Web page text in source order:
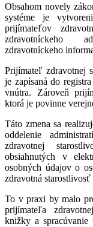
Obsahom novely
systéme je
prijímateľov
zdravotníckeho
zdravotníckeho
Prijímateľ zdravotnej
je zapísaná do
vnútra. Zároveň
ktorá je povinne
Táto zmena sa
oddelenie
zdravotnej
obsiahnutých v
osobných údajov o
zdravotná
To v praxi by malo
prijímateľa
knižky a